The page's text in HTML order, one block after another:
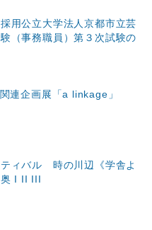
用公立大学法人京都市立芸
（事務職員）第３次試験の
連企画展「a linkage」
ィバル 時の川辺《学舎よ
I II III